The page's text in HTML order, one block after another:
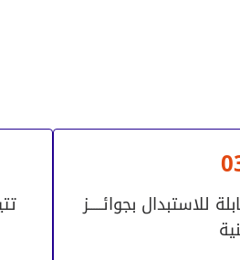
للاستبدال بجوائـــــز